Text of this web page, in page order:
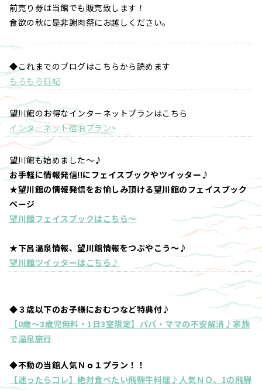
前売り券は当館でも販売致します！
食欲の秋に是非謝肉祭にお越しください。
◆これまでのブログはこちらから読めます
もろもろ日記
望川館のお得なインターネットプランはこちら
インターネット宿泊プラン>
望川館も始めました～♪
お手軽に情報発信!!にフェイスブックやツイッター♪
★望川館の情報発信をお愉しみ頂ける望川館のフェイスブック
ページ
望川館フェイスブックはこちら～
★下呂温泉情報、望川館情報をつぶやこう～♪
望川館ツイッターはこちら♪
◆３歳以下のお子様におむつなど特典付♪
【0歳～3歳児無料・1日3室限定】パパ・ママの不安解消♪家族
で温泉旅行
◆不動の当館人気Ｎｏ１プラン！！
【迷ったらコレ】絶対食べたい飛騨牛料理♪人気ＮＯ、1の飛騨